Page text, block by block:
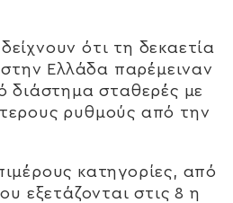
ότι τη δεκαετία
στην Ελλάδα παρέμειναν
διάστημα σταθερές με
ρυθμούς από την
κατηγορίες, από
εξετάζονται στις 8 η